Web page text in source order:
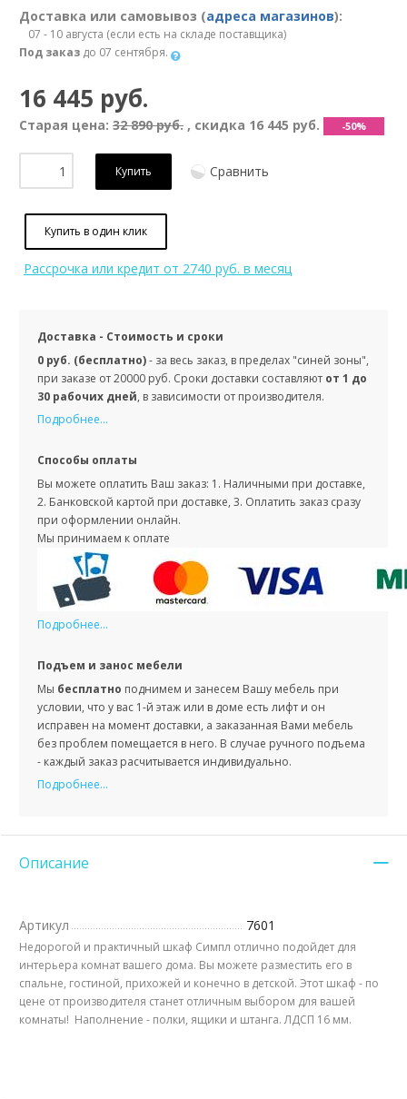
Доставка или самовывоз (адреса магазинов):
07 - 10 августа (если есть на складе поставщика)
Под заказ до 07 сентября.
16 445 руб.
Старая цена: 32 890 руб. , скидка 16 445 руб. -50%
Купить Сравнить
Купить в один клик
Рассрочка или кредит от 2740 руб. в месяц
Доставка - Стоимость и сроки
0 руб. (бесплатно)- за весь заказ, в пределах "синей зоны",
при заказе от 20000 руб. Сроки доставки составляют от 1 до
30 рабочих дней, в зависимости от производителя.
Подробнее...
Способы оплаты
Вы можете оплатить Ваш заказ: 1. Наличными при доставке,
2. Банковской картой при доставке, 3. Оплатить заказ сразу
при оформлении онлайн.
Мы принимаем к оплате
Подробнее...
Подъем и занос мебели
Мы бесплатно поднимем и занесем Вашу мебель при
условии, что у вас 1-й этаж или в доме есть лифт и он
исправен на момент доставки, а заказанная Вами мебель
без проблем помещается в него. В случае ручного подъема
- каждый заказ расчитывается индивидуально.
Подробнее...
Описание
Артикул 7601
Недорогой и практичный шкаф Симпл отлично подойдет для
интерьера комнат вашего дома. Вы можете разместить его в
спальне, гостиной, прихожей и конечно в детской. Этот шкаф - по
цене от производителя станет отличным выбором для вашей
комнаты! Наполнение - полки, ящики и штанга. ЛДСП 16 мм.